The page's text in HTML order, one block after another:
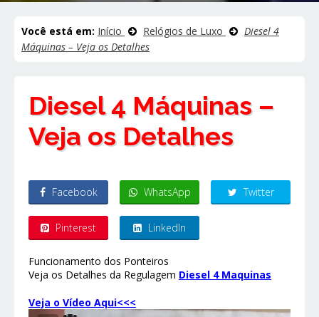
Você está em: Início Relógios de Luxo
Diesel 4
Máquinas – Veja os Detalhes
Diesel 4 Máquinas –
Veja os Detalhes
Facebook WhatsApp Twitter
Pinterest LinkedIn
Funcionamento dos Ponteiros
Veja os Detalhes da Regulagem Diesel 4 Maquinas
Veja o Vídeo Aqui<<<